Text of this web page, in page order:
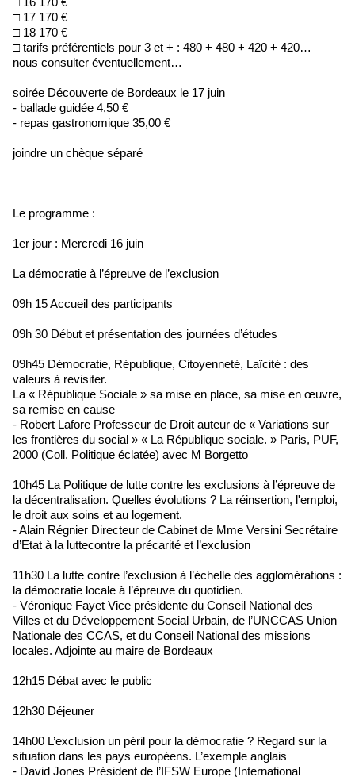
□ 17 170 €
□ 18 170 €
□ tarifs préférentiels pour 3 et + : 480 + 480 + 420 + 420…
nous consulter éventuellement…
soirée Découverte de Bordeaux le 17 juin
- ballade guidée 4,50 €
- repas gastronomique 35,00 €
joindre un chèque séparé
Le programme :
1er jour : Mercredi 16 juin
La démocratie à l’épreuve de l’exclusion
09h 15 Accueil des participants
09h 30 Début et présentation des journées d’études
09h45 Démocratie, République, Citoyenneté, Laïcité : des
valeurs à revisiter.
La « République Sociale » sa mise en place, sa mise en œuvre,
sa remise en cause
- Robert Lafore Professeur de Droit auteur de « Variations sur
les frontières du social » « La République sociale. » Paris, PUF,
2000 (Coll. Politique éclatée) avec M Borgetto
10h45 La Politique de lutte contre les exclusions à l’épreuve de
la décentralisation. Quelles évolutions ? La réinsertion, l'emploi,
le droit aux soins et au logement.
- Alain Régnier Directeur de Cabinet de Mme Versini Secrétaire
d’Etat à la luttecontre la précarité et l’exclusion
11h30 La lutte contre l’exclusion à l’échelle des agglomérations :
la démocratie locale à l’épreuve du quotidien.
- Véronique Fayet Vice présidente du Conseil National des
Villes et du Développement Social Urbain, de l’UNCCAS Union
Nationale des CCAS, et du Conseil National des missions
locales. Adjointe au maire de Bordeaux
12h15 Débat avec le public
12h30 Déjeuner
14h00 L’exclusion un péril pour la démocratie ? Regard sur la
situation dans les pays européens. L’exemple anglais
- David Jones Président de l’IFSW Europe (International